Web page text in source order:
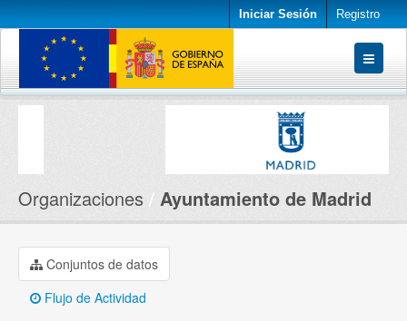
Iniciar Sesión Registro
Conjuntos de datos
Organizaciones Ayuntamiento de Madrid
Conjuntos de datos
Flujo de Actividad